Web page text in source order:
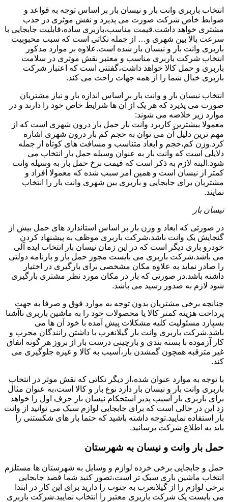
انتخاب باربری وانت بار و نیسان بار بر اساس توجه به قواعد و
ضوابط خاص شرکت صورت می پذیرد و نقش موثری در جذب
مشتری خواهد داشت.قیمت مناسب،باربری ساده،قابلیت جابجایی با
سرعت بالا بین شهری و… از جمله نکاتی است که سبب محبوبیت
باربری وانت بار و نیسان بار شده است.علاوه بر موارد مذکور
انتخاب شرکت باربری مناسب و معتبر نقش موثری در سلامت
باربری و حمل کالا خواهد داشت،گفتنی است که اعتبار شرکت
باربری خیال شما را از همه جهات راحت می کند.
انتخاب نیسان بار و وانت بار بر اساس اندازه بار و نیاز مشتریان
صورت می پذیرد که هر یک از آن ها شرایط خاص خود را دارند و در
موارد زیر خلاصه می شوند:
معمولا بیشترین کاربرد وانت بار حمل بار درون شهری است که از
مهم ترین دلیل آن می توان به حجم کم بار درون شهری اشاره
کرد.وزن کم،حجم و ابعاد متناسب و مسافت های کوتاه از جمله
دلایلی است که وانت بار به عنوان وسیله حمل بار انتخاب می
شود.البته لازم به ذکر است که قیمت نرخ حمل بار به وسیله وانت
کمتر از نیسان است و همین امر سبب شده که معمولا افراد و
مشتریان برای جابجایی و باربری بین شهری وانت بار را انتخاب
نمایند.
نیسان بار
در صورتی که ابعاد و وزن بار بر اساس استاندارد های حمل بیش از
گنجایش یک وانت باشد،شرکت باربری موظف به پیشنهاد کردن
خودرو باری دیگر است که در این زمان نیسان بار انتخاب ایده آلی
می باشد.شرکت باربری می بایست مجوز حمل بار و بارنامه دولتی
را صادر نماید به علاوه مکان مشخصی برای بارگیری در اختیار
داشته باشد.در صورتی که بار در مکان مورد نظر مشتری بارگیری
شود لازم به صدور رسید می باشد.
چنانچه برخی مشتریان بدون توجه به موارد فوق و صرفا به جهت
پرداخت هزینه کمتر کالا یا محصولات خود را به ماشین باربری ناآشنا
بسپارد مسئولیت کلیه مشکلات پیش آمده با خود آن ها می
باشد.شرکت باربری وانت بار گیلانغرب با داشتن رانندگان مجرب و
کار آزموده با بسته بندی و بارچینی درست بار از بروز هر گونه اتفاق
غیر مترقبه همچون گمشدن بار،آسیب به کالا و غیره جلوگیری می
کند.
با توجه به موارد عنوان شده،از دیگر نکاتی که نقش موثر در انتخاب
باربری وانت بار و نیسان بار دارد نوع بار و کالا است،به عنوان مثال
برای باربری بار آسیب پذیر استحکام نیسان بار حرف اول را خواهد
زد این در حالی است که برای جابجایی لوازم سبک می توانید از وانت
بار استفاده نمایید.توجه داشته باشید که حتما بار های شکستنی را
باید به اطلاع شرکت برسانید.
حمل بار وانت و نیسان به شهرستان
حمل و جابجایی برخی خرده لوازم و وسایل به شهرستان ها مستلزم
انتخاب ماشین باری سبک تر است،تصور کنید شما قصد جابجایی
برخی لوازم را از گیلانغرب به جنوب را دارید برای این کار در ابتدا
می بایست یک شرکت باربری معتبر را انتخاب نمایید.شرکت باربری